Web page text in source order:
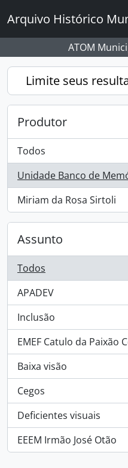
Arquivo Histórico
ATOM
Limite seus
Produtor
Todos
Unidade Banco de
, 1 resultados
Miriam da Rosa Sirtoli
, 1 resultados
Assunto
Todos
APADEV
, 1 resultados
Inclusão
, 1 resultados
EMEF Catulo da Paixão
, 1 resultados
Baixa visão
, 1 resultados
Cegos
, 1 resultados
Deficientes visuais
, 1 resultados
EEEM Irmão José Otão
, 1 resultados